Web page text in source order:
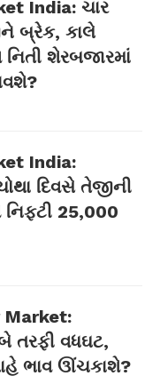
India: ચાર
બ્રેક, કાલે
નિતી શેરબજારમાં
India:
દિવસે તેજીની
25,000
Market:
બે તરફી વધઘટ,
ભાવ ઊંચકાશે?